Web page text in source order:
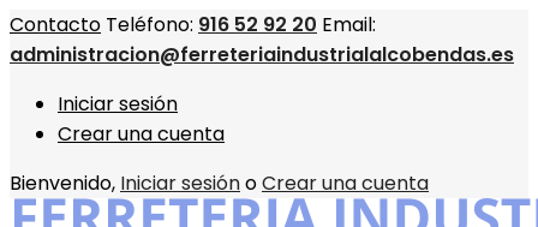
Contacto Teléfono: 916 52 92 20 Email:
administracion@ferreteriaindustrialalcobendas.es
Iniciar sesión
Crear una cuenta
Bienvenido, Iniciar sesiónoCrear una cuenta